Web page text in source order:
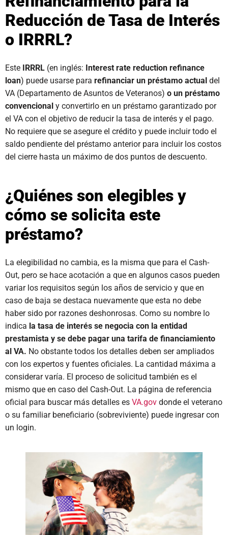
Reducción de Tasa de Interés
o IRRRL?
Este IRRRL (en inglés: Interest rate reduction refinance
loan) puede usarse para refinanciar un préstamo actual del
VA (Departamento de Asuntos de Veteranos) o un préstamo
convencional y convertirlo en un préstamo garantizado por
el VA con el objetivo de reducir la tasa de interés y el pago.
No requiere que se asegure el crédito y puede incluir todo el
saldo pendiente del préstamo anterior para incluir los costos
del cierre hasta un máximo de dos puntos de descuento.
¿Quiénes son elegibles y
cómo se solicita este
préstamo?
La elegibilidad no cambia, es la misma que para el Cash-
Out, pero se hace acotación a que en algunos casos pueden
variar los requisitos según los años de servicio y que en
caso de baja se destaca nuevamente que esta no debe
haber sido por razones deshonrosas. Como su nombre lo
indica la tasa de interés se negocia con la entidad
prestamista y se debe pagar una tarifa de financiamiento
al VA. No obstante todos los detalles deben ser ampliados
con los expertos y fuentes oficiales. La cantidad máxima a
considerar varía. El proceso de solicitud también es el
mismo que en caso del Cash-Out. La página de referencia
oficial para buscar más detalles es VA.gov donde el veterano
o su familiar beneficiario (sobreviviente) puede ingresar con
un login.